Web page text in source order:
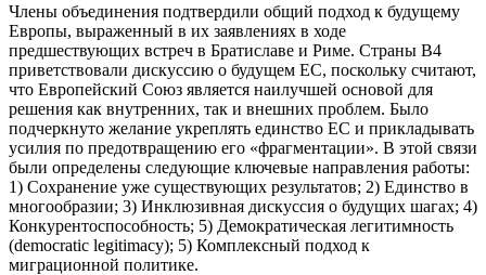
Члены объединения подтвердили общий подход к будущему
Европы, выраженный в их заявлениях в ходе
предшествующих встреч в Братиславе и Риме. Страны В4
приветствовали дискуссию о будущем ЕС, поскольку считают,
что Европейский Союз является наилучшей основой для
решения как внутренних, так и внешних проблем. Было
подчеркнуто желание укреплять единство ЕС и прикладывать
усилия по предотвращению его «фрагментации». В этой связи
были определены следующие ключевые направления работы:
1) Сохранение уже существующих результатов; 2) Единство в
многообразии; 3) Инклюзивная дискуссия о будущих шагах; 4)
Конкурентоспособность; 5) Демократическая легитимность
(democratic legitimacy); 5) Комплексный подход к
миграционной политике.